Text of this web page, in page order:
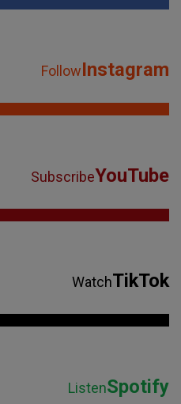
FollowInstagram
SubscribeYouTube
WatchTikTok
ListenSpotify